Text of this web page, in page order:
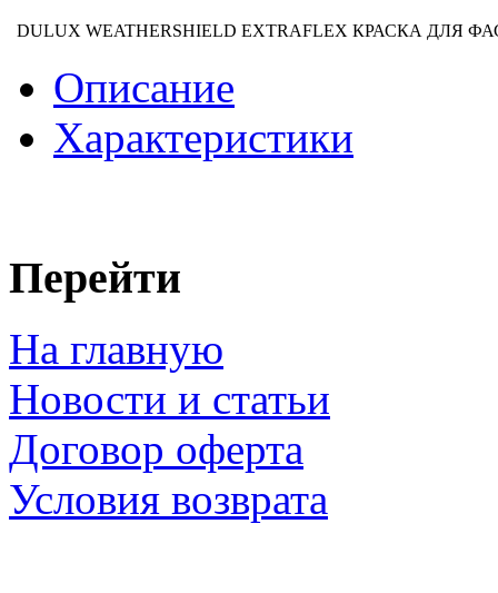
DULUX WEATHERSHIELD EXTRAFLEX КРАСКА
Описание
Характеристики
Перейти
На главную
Новости и статьи
Договор оферта
Условия возврата